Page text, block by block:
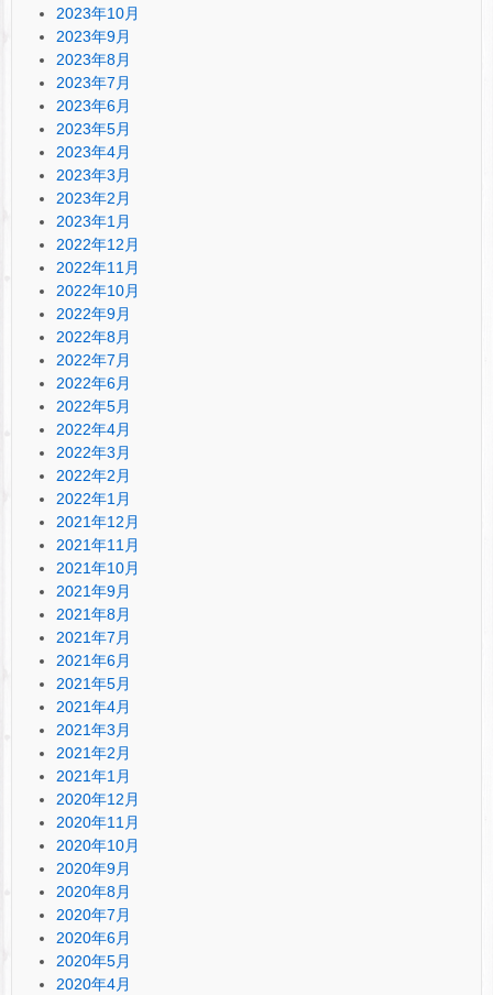
2023年10月
2023年9月
2023年8月
2023年7月
2023年6月
2023年5月
2023年4月
2023年3月
2023年2月
2023年1月
2022年12月
2022年11月
2022年10月
2022年9月
2022年8月
2022年7月
2022年6月
2022年5月
2022年4月
2022年3月
2022年2月
2022年1月
2021年12月
2021年11月
2021年10月
2021年9月
2021年8月
2021年7月
2021年6月
2021年5月
2021年4月
2021年3月
2021年2月
2021年1月
2020年12月
2020年11月
2020年10月
2020年9月
2020年8月
2020年7月
2020年6月
2020年5月
2020年4月